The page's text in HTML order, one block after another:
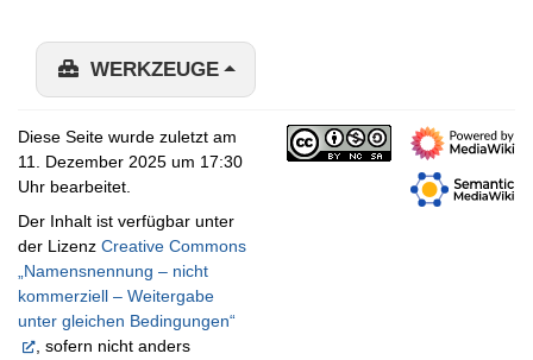
WERKZEUGE
Diese Seite wurde zuletzt am
11. Dezember 2025 um 17:30
Uhr bearbeitet.
Der Inhalt ist verfügbar unter
der Lizenz Creative Commons
„Namensnennung – nicht
kommerziell – Weitergabe
unter gleichen Bedingungen“
, sofern nicht anders